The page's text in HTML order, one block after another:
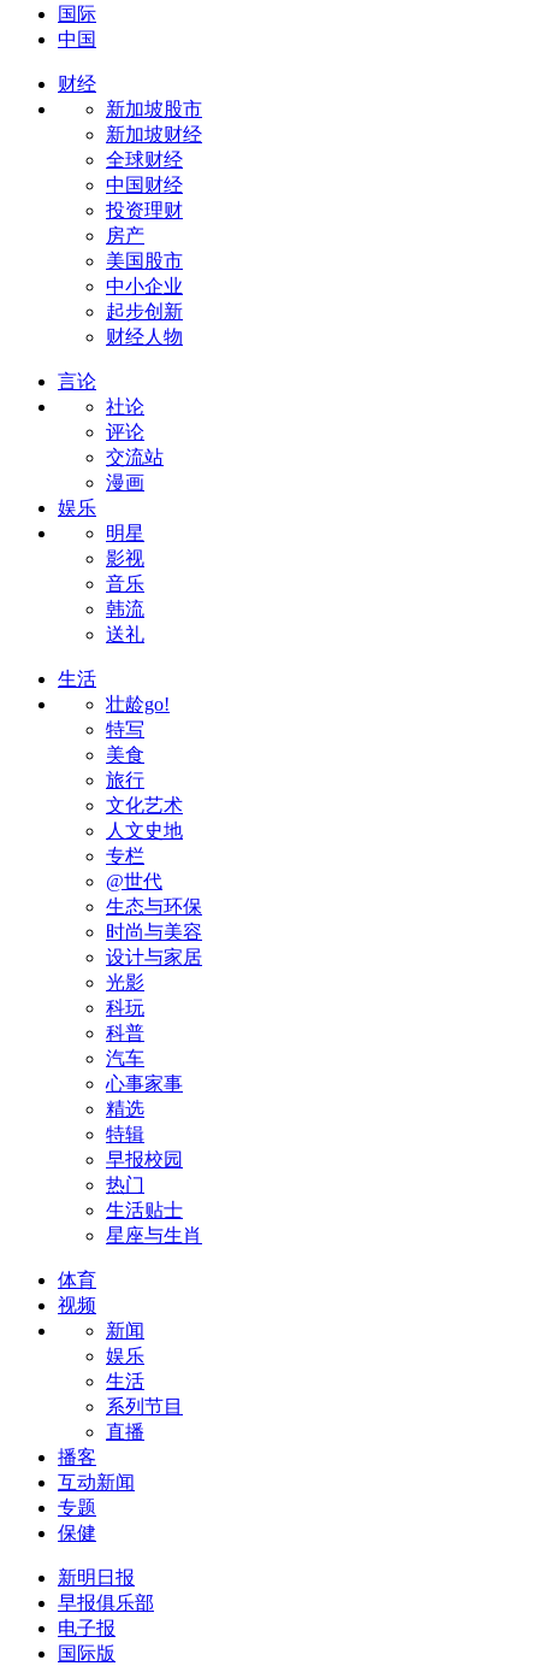
国际
中国
财经
新加坡股市
新加坡财经
全球财经
中国财经
投资理财
房产
美国股市
中小企业
起步创新
财经人物
言论
社论
评论
交流站
漫画
娱乐
明星
影视
音乐
韩流
送礼
生活
壮龄go!
特写
美食
旅行
文化艺术
人文史地
专栏
@世代
生态与环保
时尚与美容
设计与家居
光影
科玩
科普
汽车
心事家事
精选
特辑
早报校园
热门
生活贴士
星座与生肖
体育
视频
新闻
娱乐
生活
系列节目
直播
播客
互动新闻
专题
保健
新明日报
早报俱乐部
电子报
国际版